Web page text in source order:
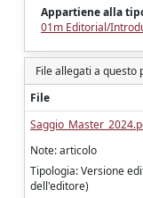
Appartiene alla
01m Editorial/
File allegati a questo
File
Note: articolo
Tipologia: Versione
dell'editore)